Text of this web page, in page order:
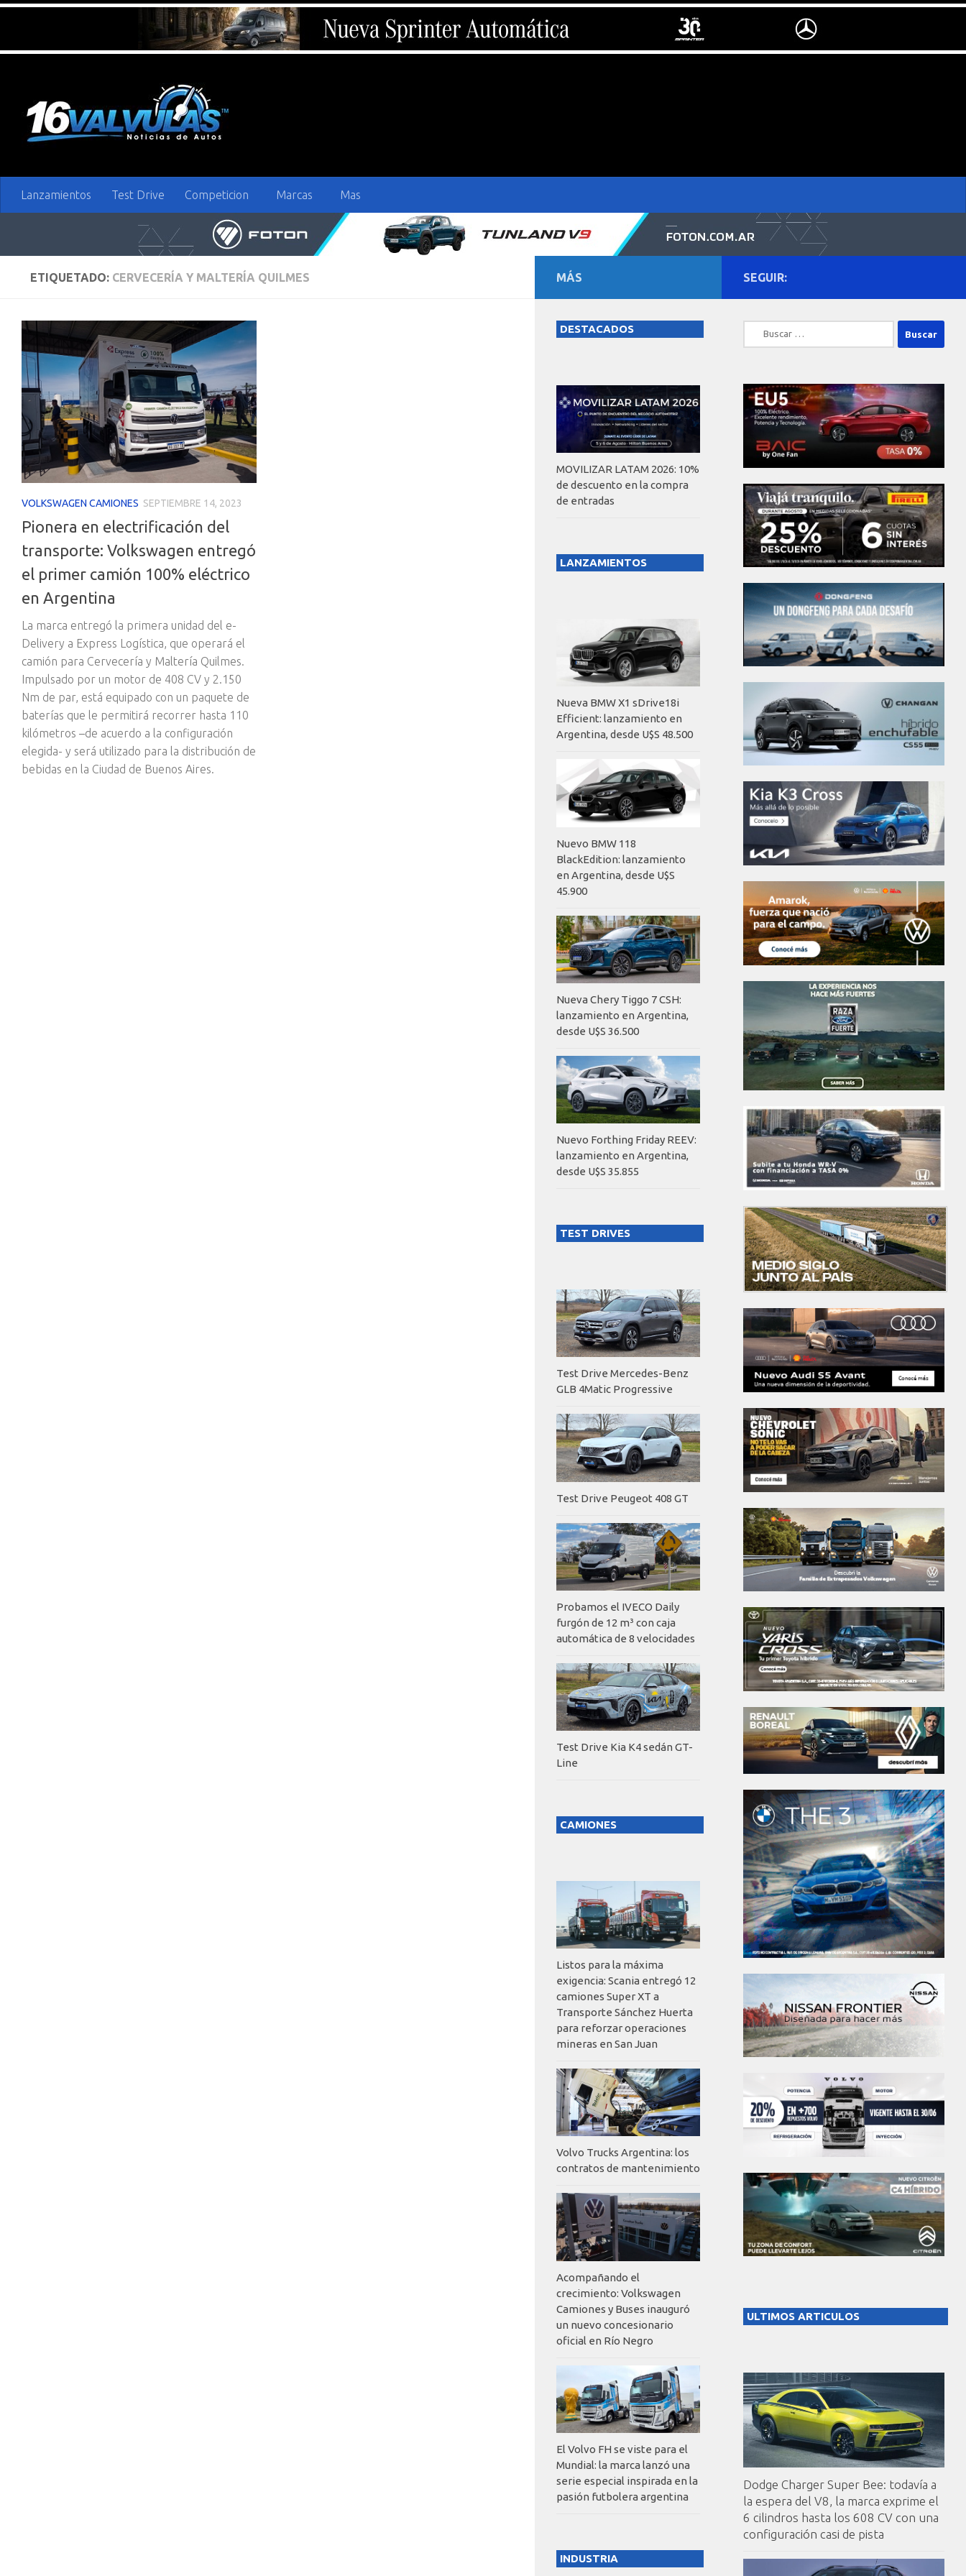
Lanzamientos Test Drive Competicion Marcas Mas
ETIQUETADO: CERVECERÍA Y MALTERÍA QUILMES
VOLKSWAGEN CAMIONES SEPTIEMBRE 14, 2023
Pionera en electrificación del
transporte: Volkswagen entregó
el primer camión 100% eléctrico
en Argentina
La marca entregó la primera unidad del e-
Delivery a Express Logística, que operará el
camión para Cervecería y Maltería Quilmes.
Impulsado por un motor de 408 CV y 2.150
Nm de par, está equipado con un paquete de
baterías que le permitirá recorrer hasta 110
kilómetros –de acuerdo a la configuración
elegida- y será utilizado para la distribución de
bebidas en la Ciudad de Buenos Aires.
SEGUIR:
Buscar:
ULTIMOS ARTICULOS
Dodge Charger Super Bee: todavía a
la espera del V8, la marca exprime el
6 cilindros hasta los 608 CV con una
configuración casi de pista
MÁS
DESTACADOS
MOVILIZAR LATAM 2026: 10%
de descuento en la compra
de entradas
LANZAMIENTOS
Nueva BMW X1 sDrive18i
Efficient: lanzamiento en
Argentina, desde U$S 48.500
Nuevo BMW 118
BlackEdition: lanzamiento
en Argentina, desde U$S
45.900
Nueva Chery Tiggo 7 CSH:
lanzamiento en Argentina,
desde U$S 36.500
Nuevo Forthing Friday REEV:
lanzamiento en Argentina,
desde U$S 35.855
TEST DRIVES
Test Drive Mercedes-Benz
GLB 4Matic Progressive
Test Drive Peugeot 408 GT
Probamos el IVECO Daily
furgón de 12 m³ con caja
automática de 8 velocidades
Test Drive Kia K4 sedán GT-
Line
CAMIONES
Listos para la máxima
exigencia: Scania entregó 12
camiones Super XT a
Transporte Sánchez Huerta
para reforzar operaciones
mineras en San Juan
Volvo Trucks Argentina: los
contratos de mantenimiento
Acompañando el
crecimiento: Volkswagen
Camiones y Buses inauguró
un nuevo concesionario
oficial en Río Negro
El Volvo FH se viste para el
Mundial: la marca lanzó una
serie especial inspirada en la
pasión futbolera argentina
INDUSTRIA